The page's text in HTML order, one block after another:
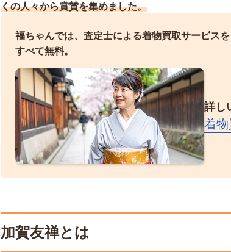
くの人々から賞賛を集めました。
福ちゃんでは、査定士による着物買取サービスを
すべて無料。
詳し
着物
加賀友禅とは